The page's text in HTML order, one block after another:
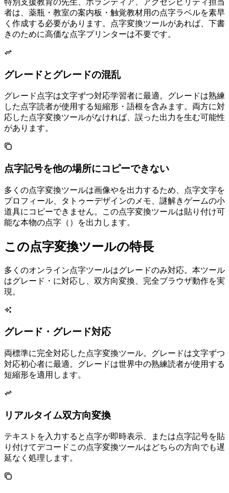
特別支援教育の先生、ボランティア、アクセシビリティ担当
者は、薬瓶・教室の案内板・触覚教材用の点字ラベルを素早
く作成する必要があります。点字変換ツールがあれば、下書
きのために高価な点字プリンターは不要です。
グレード1とグレード2の混乱
グレード1点字は1文字ずつ対応 — 学習者に最適。グレード2 UEBは熟練
した点字読者が使用する短縮形・語根を含みます。両方に対
応した点字変換ツールがなければ、誤った出力を生む可能性
があります。
点字記号を他の場所にコピーできない
多くの点字変換ツールは画像やPDFを出力するため、Unicode点字文字をSNS
プロフィール、タトゥーデザインのメモ、謎解きゲームの小
道具にコピーできません。この点字変換ツールは貼り付け可
能な本物のUnicode点字（U+2800–U+28FF）を出力します。
この点字変換ツールの特長
多くのオンライン点字ツールはグレード1のみ対応。本ツール
はグレード1・2 UEBに対応し、双方向変換、完全ブラウザ動作を実
現。
グレード1・グレード2 UEB対応
両標準に完全対応した点字変換ツール。グレード1は1文字ずつ
対応 — 初心者に最適。グレード2は世界中の熟練読者が使用するUEB
短縮形を適用します。
リアルタイム双方向変換
テキストを入力すると点字が即時表示、または点字記号を貼
り付けてデコード — この点字変換ツールはどちらの方向でも遅
延なく処理します。